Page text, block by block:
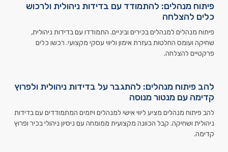
פיתוח מנהלים: להתמודד עם בדידות ניהולית ולרכוש
כלים להצלחה
פיתוח מנהלים למנהלים בכירים וביניים. התמודדו עם בדידות ניהולית,
שחיקה ועומס החלטות בעזרת אימון וליווי עסקי מקצועי. רכשו כלים
פרקטיים להצלחה.
להב פיתוח מנהלים: להתגבר על בדידות ניהולית ולפרוץ
קדימה עם מנטור מנוסה
להב פיתוח מנהלים מציע ליווי אישי למנהלים ויזמים המתמודדים עם בדידות
ניהולית ושחיקה. קבל הכוונה מקצועית ממומחה עם ניסיון ניהולי בכיר ופרוץ
קדימה.